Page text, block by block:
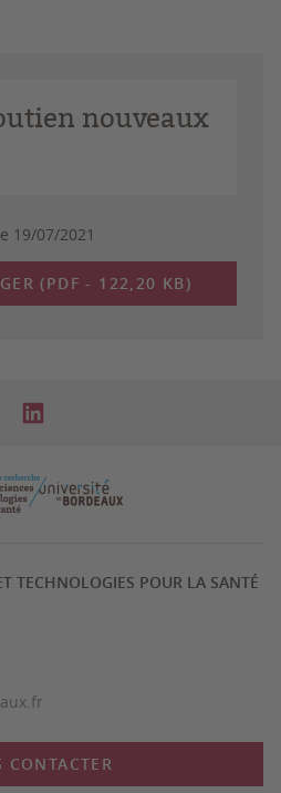
nouveaux
19/07/2021
(PDF - 122,20 KB)
TECHNOLOGIES POUR LA SANTÉ
CONTACTER